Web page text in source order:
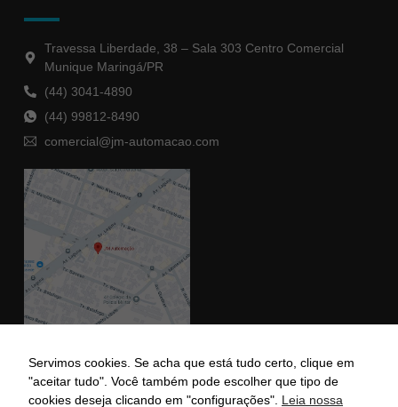
Travessa Liberdade, 38 – Sala 303 Centro Comercial
Munique Maringá/PR
(44) 3041-4890
(44) 99812-8490
comercial@jm-automacao.com
Todos Os Direitos Reservados Para Jm Automação | Site Desenvolvido Pela
Agência Marketingbox®
Servimos cookies. Se acha que está tudo certo, clique em
"aceitar tudo". Você também pode escolher que tipo de
cookies deseja clicando em "configurações". Leia nossa